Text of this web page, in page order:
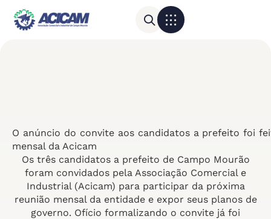
O anúncio do convite aos candidatos a prefeito foi
mensal da Acicam
Os três candidatos a prefeito de Campo Mourão
foram convidados pela Associação Comercial e
Industrial (Acicam) para participar da próxima
reunião mensal da entidade e expor seus planos de
governo. Ofício formalizando o convite já foi